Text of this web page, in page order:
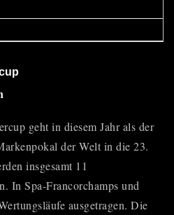
geht in diesem Jahr als der
der Welt in die 23.
insgesamt 11
In Spa-Francorchamps und
ausgetragen. Die